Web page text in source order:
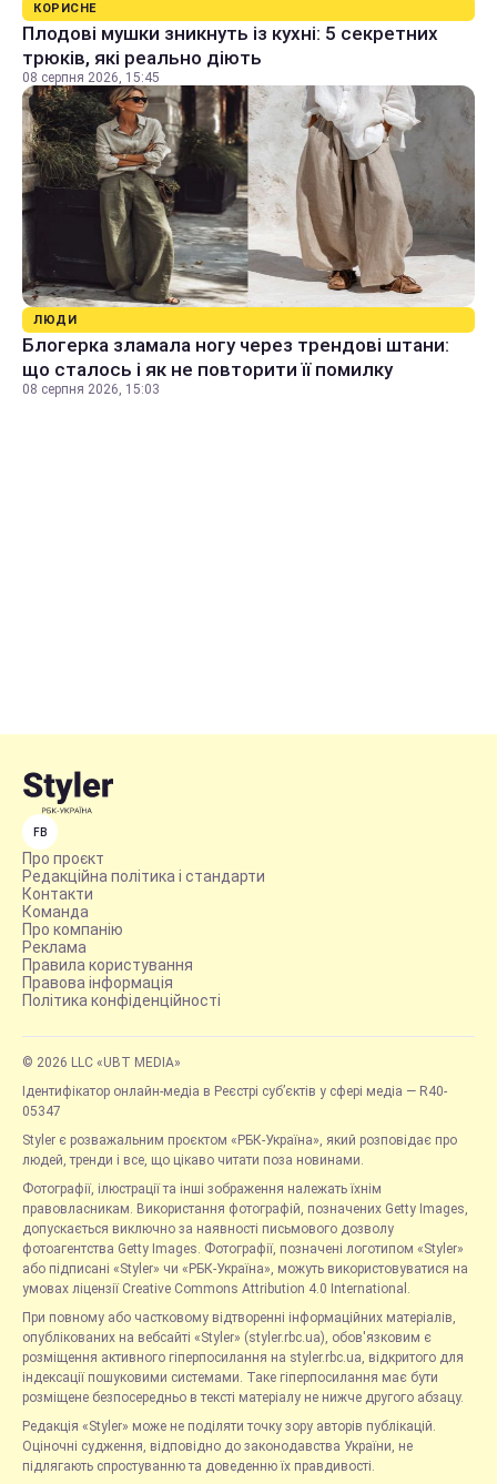
КОРИСНЕ
Плодові мушки зникнуть із кухні: 5 секретних
трюків, які реально діють
08 серпня 2026, 15:45
ЛЮДИ
Блогерка зламала ногу через трендові штани:
що сталось і як не повторити її помилку
08 серпня 2026, 15:03
FB
Про проєкт
Редакційна політика і стандарти
Контакти
Команда
Про компанію
Реклама
Правила користування
Правова інформація
Політика конфіденційності
© 2026 LLC «UBT MEDIA»
Ідентифікатор онлайн-медіа в Реєстрі суб’єктів у сфері медіа — R40-
05347
Styler є розважальним проєктом «РБК-Україна», який розповідає про
людей, тренди і все, що цікаво читати поза новинами.
Фотографії, ілюстрації та інші зображення належать їхнім
правовласникам. Використання фотографій, позначених Getty Images,
допускається виключно за наявності письмового дозволу
фотоагентства Getty Images. Фотографії, позначені логотипом «Styler»
або підписані «Styler» чи «РБК-Україна», можуть використовуватися на
умовах ліцензії Creative Commons Attribution 4.0 International.
При повному або частковому відтворенні інформаційних матеріалів,
опублікованих на вебсайті «Styler» (styler.rbc.ua), обов'язковим є
розміщення активного гіперпосилання на styler.rbc.ua, відкритого для
індексації пошуковими системами. Таке гіперпосилання має бути
розміщене безпосередньо в тексті матеріалу не нижче другого абзацу.
Редакція «Styler» може не поділяти точку зору авторів публікацій.
Оціночні судження, відповідно до законодавства України, не
підлягають спростуванню та доведенню їх правдивості.